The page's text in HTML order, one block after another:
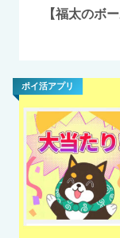
【福太のボ
ポイ活アプリ